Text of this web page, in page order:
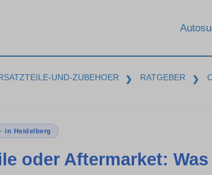
UND-ZUBEHOER ❯ RATGEBER ❯
in Heidelberg
oder Aftermarket: